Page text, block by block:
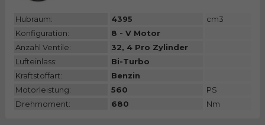
Hubraum: 4395
cm3
Konfiguration:
8 - V Motor
Anzahl Ventile:
32, 4 Pro Zylinder
Lufteinlass:
Bi-Turbo
Kraftstoffart:
Benzin
Motorleistung:
560
PS
Drehmoment:
680 Nm